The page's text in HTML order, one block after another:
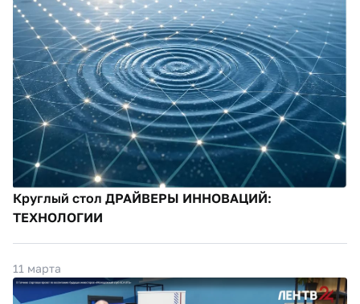
Круглый стол ДРАЙВЕРЫ ИННОВАЦИЙ:
ТЕХНОЛОГИИ
11 марта